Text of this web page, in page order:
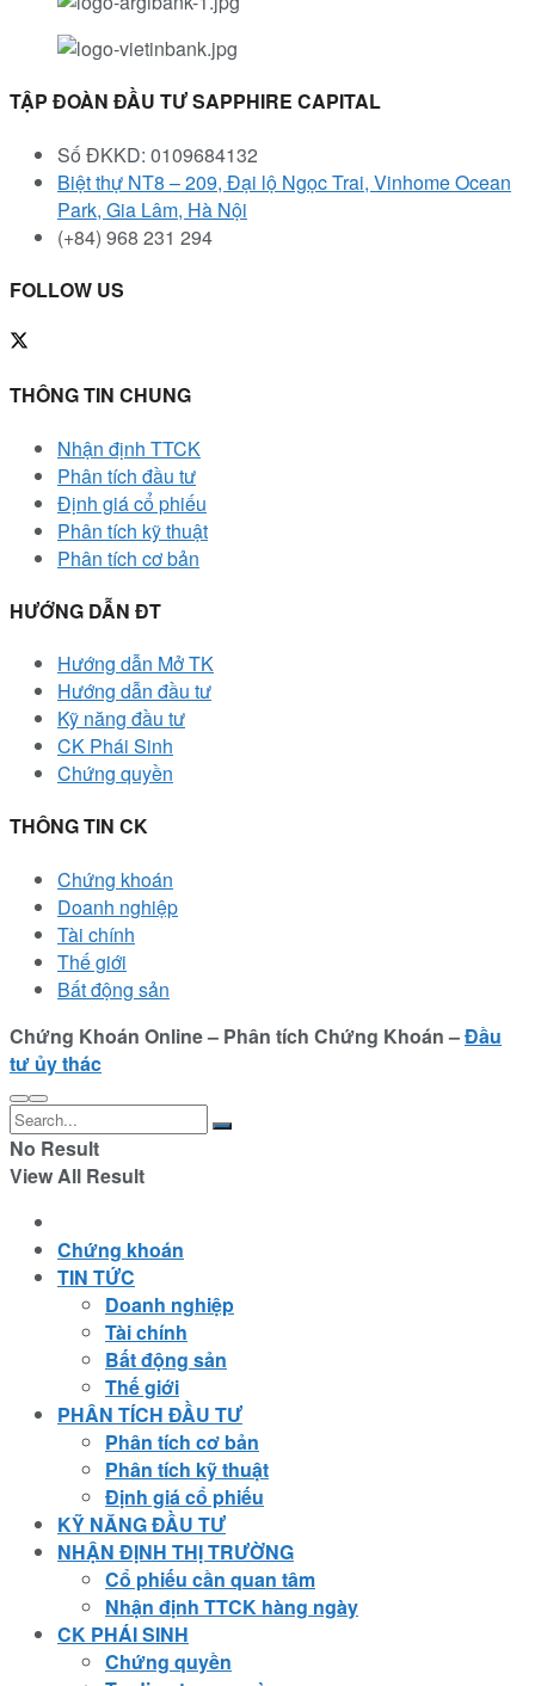
TẬP ĐOÀN ĐẦU TƯ SAPPHIRE CAPITAL
Số ĐKKD: 0109684132
Biệt thự NT8 – 209, Đại lộ Ngọc Trai, Vinhome Ocean
Park, Gia Lâm, Hà Nội
(+84) 968 231 294
FOLLOW US
THÔNG TIN CHUNG
Nhận định TTCK
Phân tích đầu tư
Định giá cổ phiếu
Phân tích kỹ thuật
Phân tích cơ bản
HƯỚNG DẪN ĐT
Hướng dẫn Mở TK
Hướng dẫn đầu tư
Kỹ năng đầu tư
CK Phái Sinh
Chứng quyền
THÔNG TIN CK
Chứng khoán
Doanh nghiệp
Tài chính
Thế giới
Bất động sản
Chứng Khoán Online – Phân tích Chứng Khoán –Đầu
tư ủy thác
No Result
View All Result
Chứng khoán
TIN TỨC
Doanh nghiệp
Tài chính
Bất động sản
Thế giới
PHÂN TÍCH ĐẦU TƯ
Phân tích cơ bản
Phân tích kỹ thuật
Định giá cổ phiếu
KỸ NĂNG ĐẦU TƯ
NHẬN ĐỊNH THỊ TRƯỜNG
Cổ phiếu cần quan tâm
Nhận định TTCK hàng ngày
CK PHÁI SINH
Chứng quyền